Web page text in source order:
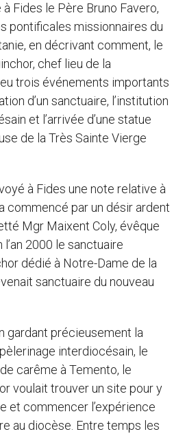
Fides le Père Bruno Favero,
pontificales missionnaires du
en décrivant comment, le
chef lieu de la
trois événements importants
d’un sanctuaire, l’institution
et l’arrivée d’une statue
de la Très Sainte Vierge
à Fides une note relative à
commencé par un désir ardent
Mgr Maixent Coly, évêque
l’an 2000 le sanctuaire
dédié à Notre-Dame de la
sanctuaire du nouveau
gardant précieusement la
interdiocésain, le
carême à Temento, le
voulait trouver un site pour y
et commencer l’expérience
au diocèse. Entre temps les